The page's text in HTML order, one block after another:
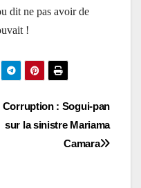
dit ne pas avoir de
!
Corruption : Sogui-pan
sur la sinistre Mariama
Camara